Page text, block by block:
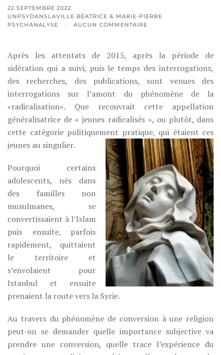
22 SEPTEMBRE 2022
UNPSYDANSLAVILLE BÉATRICE & MARIE-PIERRE
PSYCHANALYSE
AUCUN COMMENTAIRE
SUR
ET
Après les attentats de 2015, après la période de
sidération qui a suivi, puis le temps des interrogations,
des recherches, des publications, sont venues des
interrogations sur l’amont du phénomène de la
«radicalisation». Que recouvrait cette appellation
généralisatrice de « jeunes radicalisés », ou plutôt, dans
cette catégorie politiquement pratique, qui étaient ces
jeunes au singulier.
Pourquoi certains
adolescents, nés dans
des familles non
musulmanes, se
convertissaient à l’Islam
puis ensuite, parfois
rapidement, quittaient
le territoire et
s’envolaient pour
Istanbul et ensuite
prenaient la route vers la Syrie.
Au travers du phénomène de conversion à une religion
peut-on se demander quelle importance subjective va
prendre une conversion, quelle trace l’expérience du